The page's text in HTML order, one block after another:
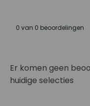
0 van 0 beoordelingen
Er komen geen
huidige selecties